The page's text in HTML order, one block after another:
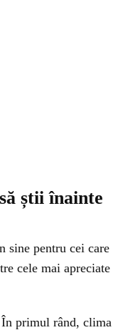
știi înainte
sine pentru cei care
cele mai apreciate
În primul rând, clima